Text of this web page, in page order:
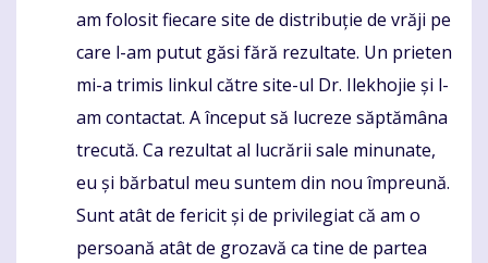
am folosit fiecare site de distribuție de vrăji pe
care l-am putut găsi fără rezultate. Un prieten
mi-a trimis linkul către site-ul Dr. Ilekhojie și l-
am contactat. A început să lucreze săptămâna
trecută. Ca rezultat al lucrării sale minunate,
eu și bărbatul meu suntem din nou împreună.
Sunt atât de fericit și de privilegiat că am o
persoană atât de grozavă ca tine de partea